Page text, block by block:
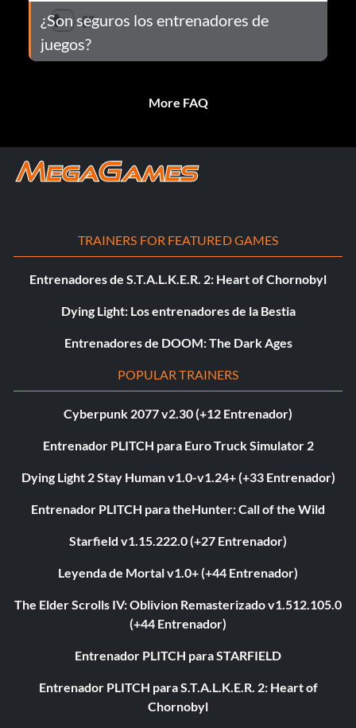
¿Son seguros los entrenadores de
juegos?
More FAQ
TRAINERS FOR FEATURED GAMES
Entrenadores de S.T.A.L.K.E.R. 2: Heart of Chornobyl
Dying Light: Los entrenadores de la Bestia
Entrenadores de DOOM: The Dark Ages
POPULAR TRAINERS
Cyberpunk 2077 v2.30 (+12 Entrenador)
Entrenador PLITCH para Euro Truck Simulator 2
Dying Light 2 Stay Human v1.0-v1.24+ (+33 Entrenador)
Entrenador PLITCH para theHunter: Call of the Wild
Starfield v1.15.222.0 (+27 Entrenador)
Leyenda de Mortal v1.0+ (+44 Entrenador)
The Elder Scrolls IV: Oblivion Remasterizado v1.512.105.0
(+44 Entrenador)
Entrenador PLITCH para STARFIELD
Entrenador PLITCH para S.T.A.L.K.E.R. 2: Heart of
Chornobyl